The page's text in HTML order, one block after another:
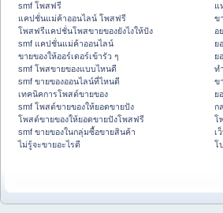
smf โพสฟรี
แคปชั่นแม่ค้าออนไลน์ โพสฟรี
โพสฟรีแคปชั่นโพสขายของยังไงให้ปัง
smf แคปชั่นแม่ค้าออนไลน์
ขายของให้ออร์เดอร์เข้ารัว ๆ
smf โพสขายของแบบไหนดี
smf ขายของออนไลน์ที่ไหนดี
เทคนิคการโพสต์ขายของ
smf โพสต์ขายของให้ยอดขายปัง
โพสต์ขายของให้ยอดขายปังโพสฟรี
smf ขายของในกลุ่มซื้อขายสินค้า
ไม่รู้จะขายอะไรดี
แ
ข
อ
ย
ย
ท
ข
ย
ก
โ
เ
โ